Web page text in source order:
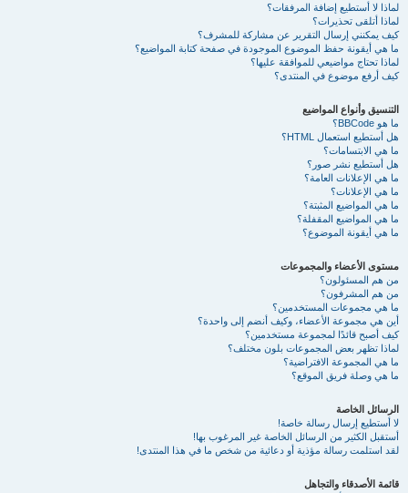
لماذا لا أستطيع إضافة المرفقات؟
لماذا أتلقى تحذيرات؟
كيف يمكنني إرسال التقرير عن مشاركة للمشرف؟
ما هي أيقونة حفظ الموضوع الموجودة في صفحة كتابة المواضيع؟
لماذا تحتاج مواضيعي للموافقة عليها؟
كيف أرفع موضوع في المنتدى؟
التنسيق وأنواع المواضيع
ما هو BBCode؟
هل أستطيع استعمال HTML؟
ما هي الابتسامات؟
هل أستطيع نشر صور؟
ما هي الإعلانات العامة؟
ما هي الإعلانات؟
ما هي المواضيع المثبتة؟
ما هي المواضيع المقفلة؟
ما هي أيقونة الموضوع؟
مستوى الأعضاء والمجموعات
من هم المسئولون؟
من هم المشرفون؟
ما هي مجموعات المستخدمين؟
أين هي مجموعة الأعضاء، وكيف أنضم إلى واحدة؟
كيف أصبح قائدًا لمجموعة مستخدمين؟
لماذا تظهر بعض المجموعات بلون مختلف؟
ما هي المجموعة الافتراضية؟
ما هي وصلة فريق الموقع؟
الرسائل الخاصة
لا أستطيع إرسال رسالة خاصة!
أستقبل الكثير من الرسائل الخاصة غير المرغوب بها!
لقد استلمت رسالة مؤذية أو دعائية من شخص ما في هذا المنتدى!
قائمة الأصدقاء والتجاهل